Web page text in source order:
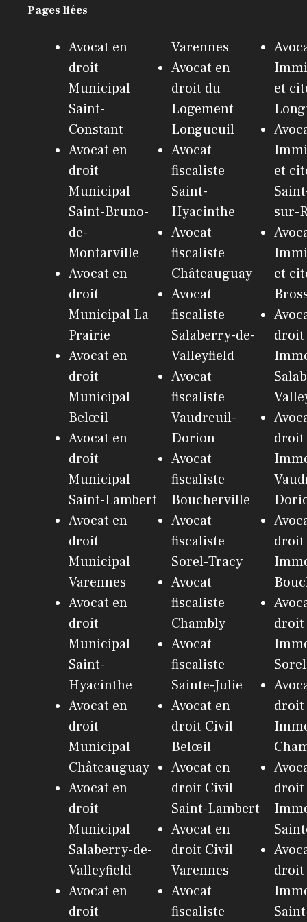
Pages liées
Avocat en
droit
Municipal
Saint-
Constant
Avocat en
droit
Municipal
Saint-Bruno-
de-
Montarville
Avocat en
droit
Municipal La
Prairie
Avocat en
droit
Municipal
Belœil
Avocat en
droit
Municipal
Saint-Lambert
Avocat en
droit
Municipal
Varennes
Avocat en
droit
Municipal
Saint-
Hyacinthe
Avocat en
droit
Municipal
Châteauguay
Avocat en
droit
Municipal
Salaberry-de-
Valleyfield
Avocat en
droit
Varennes
Avocat en
droit du
Logement
Longueuil
Avocat
fiscaliste
Saint-
Hyacinthe
Avocat
fiscaliste
Châteauguay
Avocat
fiscaliste
Salaberry-de-
Valleyfield
Avocat
fiscaliste
Vaudreuil-
Dorion
Avocat
fiscaliste
Boucherville
Avocat
fiscaliste
Sorel-Tracy
Avocat
fiscaliste
Chambly
Avocat
fiscaliste
Sainte-Julie
Avocat en
droit Civil
Belœil
Avocat en
droit Civil
Saint-Lambert
Avocat en
droit Civil
Varennes
Avocat
fiscaliste
et
et
sur-
et
droit
droit
droit
droit
droit
droit
droit